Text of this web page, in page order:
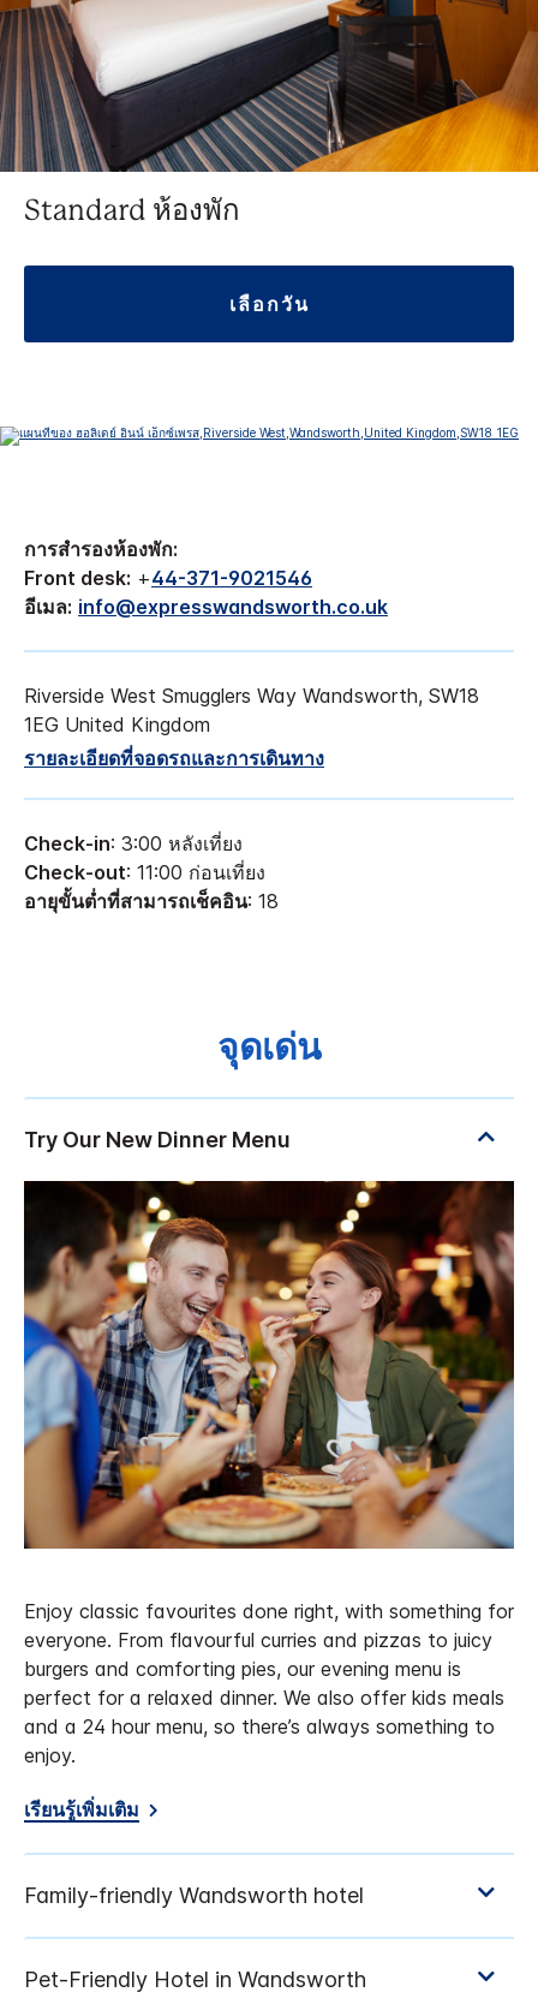
Standard ห้องพัก
เลือกวัน
การสำรองห้องพัก:
Front desk: +44-371-9021546
อีเมล: info@expresswandsworth.co.uk
Riverside West Smugglers Way Wandsworth, SW18
1EG United Kingdom
รายละเอียดที่จอดรถและการเดินทาง
Check-in: 3:00 หลังเที่ยง
Check-out: 11:00 ก่อนเที่ยง
อายุขั้นต่ำที่สามารถเช็คอิน: 18
จุดเด่น
Enjoy classic favourites done right, with something for
everyone. From flavourful curries and pizzas to juicy
burgers and comforting pies, our evening menu is
perfect for a relaxed dinner. We also offer kids meals
and a 24 hour menu, so there’s always something to
enjoy.
เรียนรู้เพิ่มเติม